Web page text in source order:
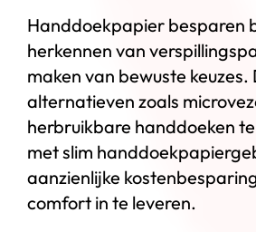
Handdoekpapier besparen
herkennen van
maken van bewuste keuzes.
alternatieven zoals
herbruikbare handdoeken
met slim
aanzienlijke
comfort in te leveren.